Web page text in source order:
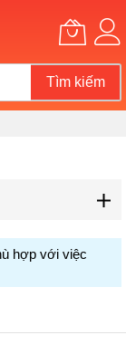
Tìm kiếm
hợp với việc